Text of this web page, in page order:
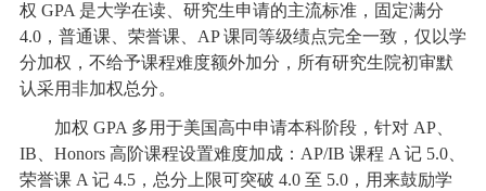
权 GPA 是大学在读、研究生申请的主流标准，固定满分
4.0，普通课、荣誉课、AP 课同等级绩点完全一致，仅以学
分加权，不给予课程难度额外加分，所有研究生院初审默
认采用非加权总分。
加权 GPA 多用于美国高中申请本科阶段，针对 AP、
IB、Honors 高阶课程设置难度加成：AP/IB 课程 A 记 5.0、
荣誉课 A 记 4.5，总分上限可突破 4.0 至 5.0，用来鼓励学